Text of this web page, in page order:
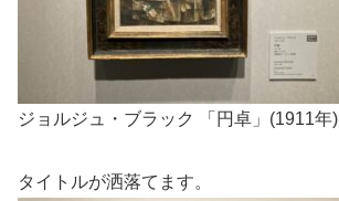
ジョルジュ・ブラック 「円卓」(1911年)
タイトルが洒落てます。